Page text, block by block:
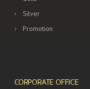
Silver
Promotion
CORPORATE OFFICE